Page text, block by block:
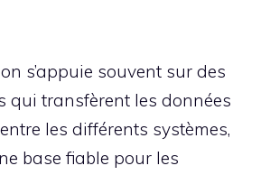
s’appuie souvent sur des
qui transfèrent les données
les différents systèmes,
base fiable pour les